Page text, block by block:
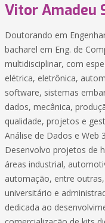
Vitor Amadeu
Doutorando em
bacharel em Eng. de
multidisciplinar, com
elétrica, eletrônica,
software, sistemas
dados, mecânica,
qualidade, projetos e
Análise de Dados e Web
Desenvolvo projetos de
áreas industrial,
automação, entre
universitário e
dedicada ao